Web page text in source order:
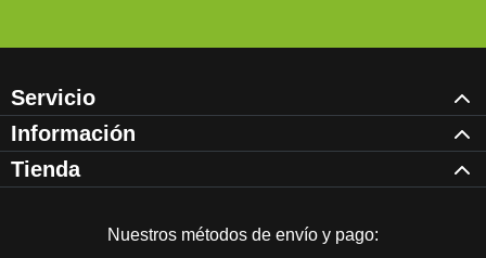
Servicio
Información
Tienda
Nuestros métodos de envío y pago: